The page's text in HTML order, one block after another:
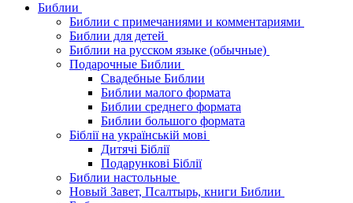
Библии
Библии с примечаниями и комментариями
Библии для детей
Библии на русском языке (обычные)
Подарочные Библии
Свадебные Библии
Библии малого формата
Библии среднего формата
Библии большого формата
Біблії на українській мові
Дитячі Біблії
Подарункові Біблії
Библии настольные
Новый Завет, Псалтырь, книги Библии